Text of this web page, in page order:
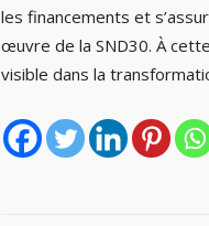
les financements et
œuvre de la SND30. À
visible dans la